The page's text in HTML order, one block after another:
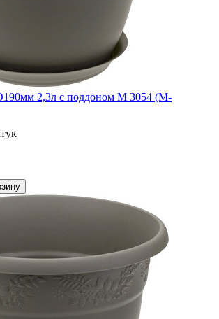
2,3л с поддоном М 3054 (М-